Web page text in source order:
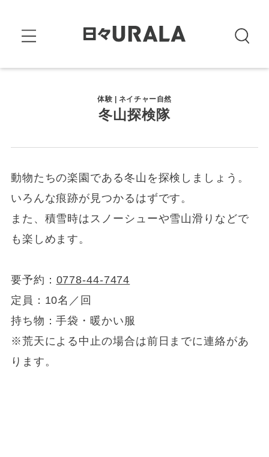
体験 | ネイチャー自然
冬山探検隊
動物たちの楽園である冬山を探検しましょう。
いろんな痕跡が見つかるはずです。
また、積雪時はスノーシューや雪山滑りなどで
も楽しめます。
要予約： 0778-44-7474
定員：10名／回
持ち物：手袋・暖かい服
※荒天による中止の場合は前日までに連絡があ
ります。